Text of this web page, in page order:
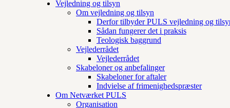
Vejledning og tilsyn
Om vejledning og tilsyn
Derfor tilbyder PULS vejledning og
Sådan fungerer det i praksis
Teologisk baggrund
Vejlederrådet
Vejlederrådet
Skabeloner og anbefalinger
Skabeloner for aftaler
Indvielse af frimenighedspræster
Om Netværket PULS
Organisation